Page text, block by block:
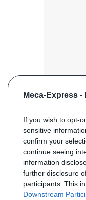
Meca-Express -
If you wish to opt-
sensitive
confirm your
continue seeing
information
further disclosure
participants. This
Downstream